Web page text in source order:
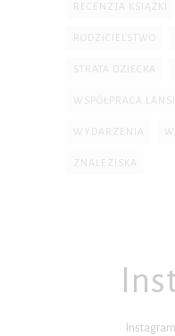
RECENZJA KSIĄŻKI
RODZICIELSTWO
STRATA DZIECKA
WSPÓŁPRACA
WYDARZENIA
ZNALEZISKA